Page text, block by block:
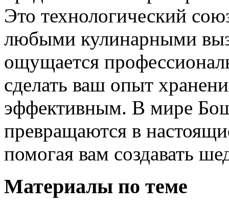
Это технологический
любыми кулинарными
ощущается
сделать ваш опыт
эффективным. В мире
превращаются в
помогая вам создавать
Материалы по теме